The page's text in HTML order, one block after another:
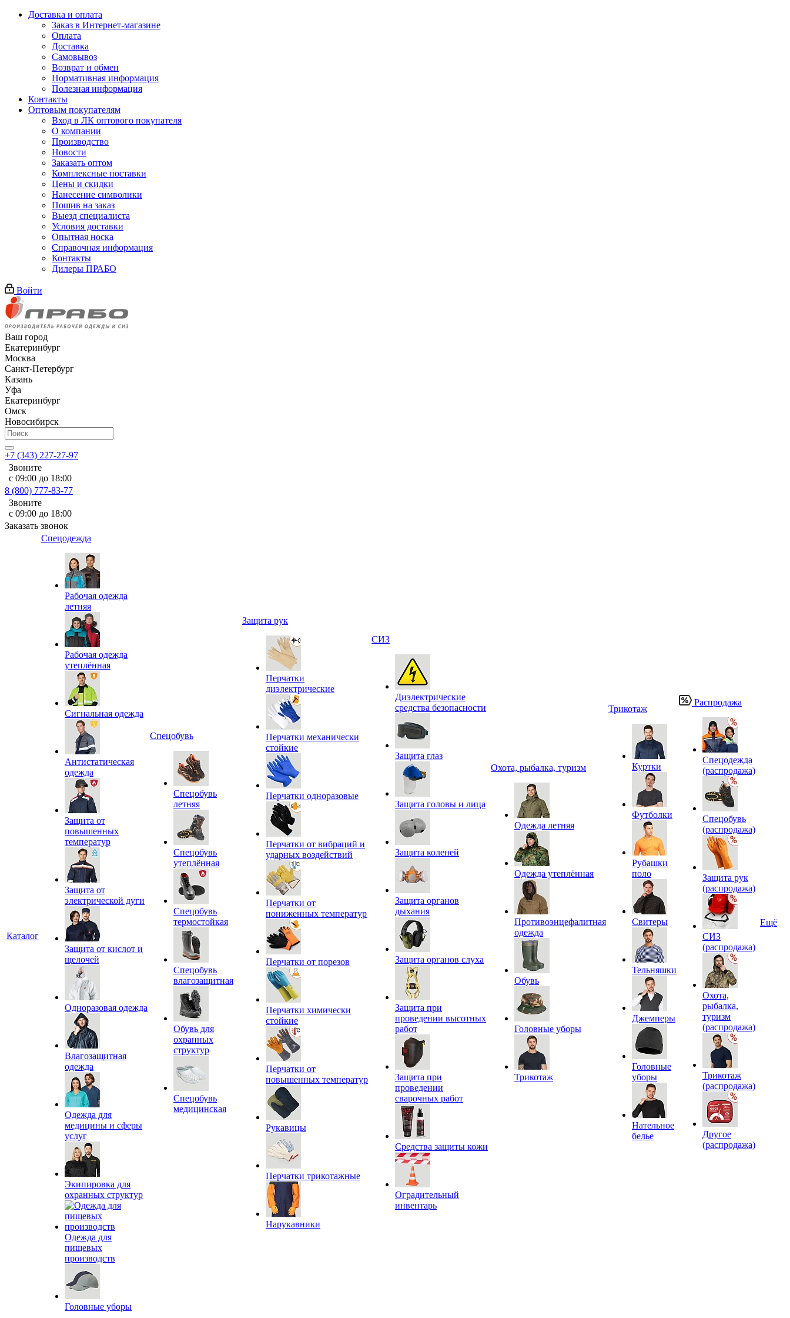
Доставка и оплата
Заказ в Интернет-магазине
Оплата
Доставка
Самовывоз
Возврат и обмен
Нормативная информация
Полезная информация
Контакты
Оптовым покупателям
Вход в ЛК оптового покупателя
О компании
Производство
Новости
Заказать оптом
Комплексные поставки
Цены и скидки
Нанесение символики
Пошив на заказ
Выезд специалиста
Условия доставки
Опытная носка
Справочная информация
Контакты
Дилеры ПРАБО
Войти
Ваш город
Екатеринбург
Москва
Санкт-Петербург
Казань
Уфа
Екатеринбург
Омск
Новосибирск
+7 (343) 227-27-97
Звоните
с 09:00 до 18:00
8 (800) 777-83-77
Звоните
с 09:00 до 18:00
Заказать звонок
Каталог
Спецодежда
Рабочая одежда
летняя
Рабочая одежда
утеплённая
Сигнальная одежда
Антистатическая
одежда
Защита от
повышенных
температур
Защита от
электрической дуги
Защита от кислот и
щелочей
Одноразовая одежда
Влагозащитная
одежда
Одежда для
медицины и сферы
услуг
Экипировка для
охранных структур
Одежда для
пищевых
производств
Головные уборы
Спецобувь
Спецобувь
летняя
Спецобувь
утеплённая
Спецобувь
термостойкая
Спецобувь
влагозащитная
Обувь для
охранных
структур
Спецобувь
медицинская
Защита рук
Перчатки
диэлектрические
Перчатки механически
стойкие
Перчатки одноразовые
Перчатки от вибраций и
ударных воздействий
Перчатки от
пониженных температур
Перчатки от порезов
Перчатки химически
стойкие
Перчатки от
повышенных температур
Рукавицы
Перчатки трикотажные
Нарукавники
СИЗ
Диэлектрические
средства безопасности
Защита глаз
Защита головы и лица
Защита коленей
Защита органов
дыхания
Защита органов слуха
Защита при
проведении высотных
работ
Защита при
проведении
сварочных работ
Средства защиты кожи
Оградительный
инвентарь
Охота, рыбалка, туризм
Одежда летняя
Одежда утеплённая
Противоэнцефалитная
одежда
Обувь
Головные уборы
Трикотаж
Трикотаж
Куртки
Футболки
Рубашки
поло
Свитеры
Тельняшки
Джемперы
Головные
уборы
Нательное
белье
Распродажа
Спецодежда
(распродажа)
Спецобувь
(распродажа)
Защита рук
(распродажа)
СИЗ
(распродажа)
Охота,
рыбалка,
туризм
(распродажа)
Трикотаж
(распродажа)
Другое
(распродажа)
Ещё